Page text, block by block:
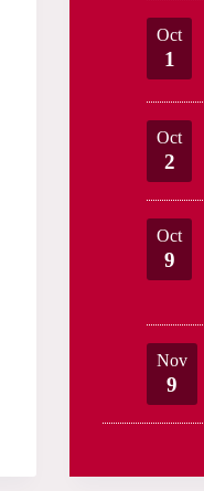
Oct
1
Oct
2
Oct
9
Nov
9